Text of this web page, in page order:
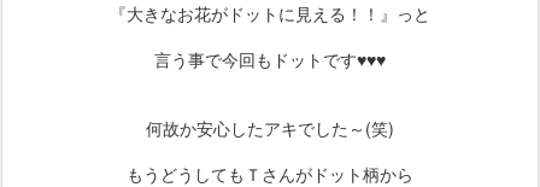
『大きなお花がドットに見える！！』っと
言う事で今回もドットです♥♥♥
何故か安心したアキでした～(笑)
もうどうしてもＴさんがドット柄から